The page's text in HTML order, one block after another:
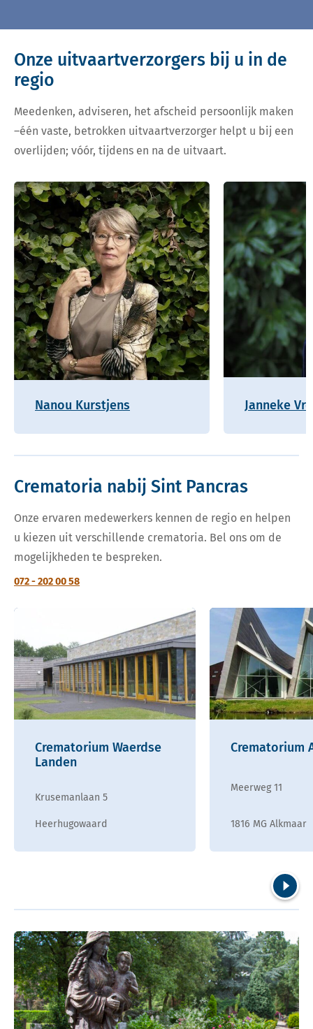
Onze uitvaartverzorgers bij u in de
regio
Meedenken, adviseren, het afscheid persoonlijk maken
–één vaste, betrokken uitvaartverzorger helpt u bij een
overlijden; vóór, tijdens en na de uitvaart.
Nanou Kurstjens Janneke
Crematoria nabij Sint Pancras
Onze ervaren medewerkers kennen de regio en helpen
u kiezen uit verschillende crematoria. Bel ons om de
mogelijkheden te bespreken.
072 - 202 00 58
Crematorium Waerdse
Landen
Krusemanlaan 5
Heerhugowaard
Crematorium
Meerweg 11
1816 MG Alkmaar